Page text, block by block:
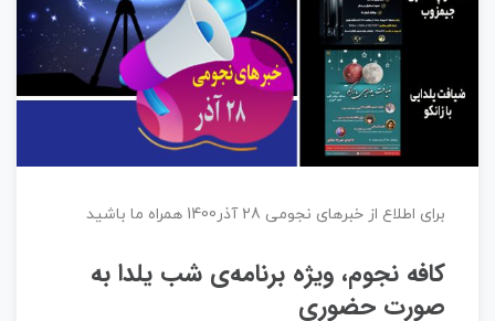
برای اطلاع از خبرهای نجومی 28 آذر1400 همراه ما باشید
کافه نجوم، ویژه برنامه‌ی شب یلدا به
صورت حضوری